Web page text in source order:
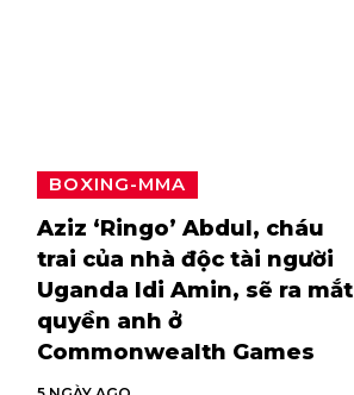
BOXING-MMA
Aziz ‘Ringo’ Abdul, cháu
trai của nhà độc tài người
Uganda Idi Amin, sẽ ra mắt
quyền anh ở
Commonwealth Games